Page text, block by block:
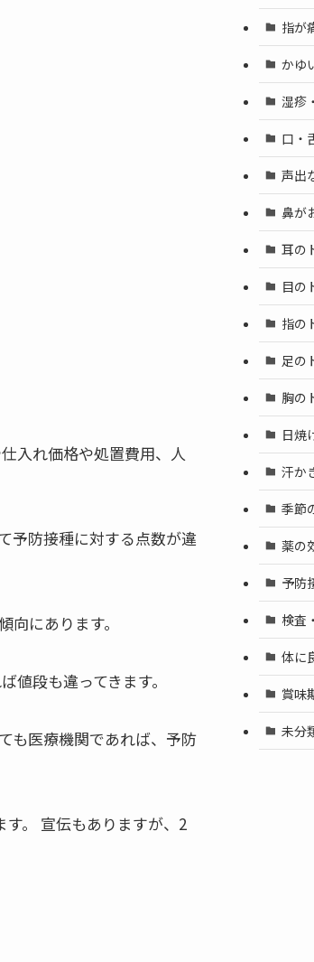
入れ価格や処置費用、人
予防接種に対する点数が違
にあります。
値段も違ってきます。
も医療機関であれば、予防
。 宣伝もありますが、2
指が
かゆ
湿疹
口・
声出
鼻が
耳の
目の
指の
足の
胸の
日焼
汗か
季節
薬の
予防
検査
体に
賞味
未分